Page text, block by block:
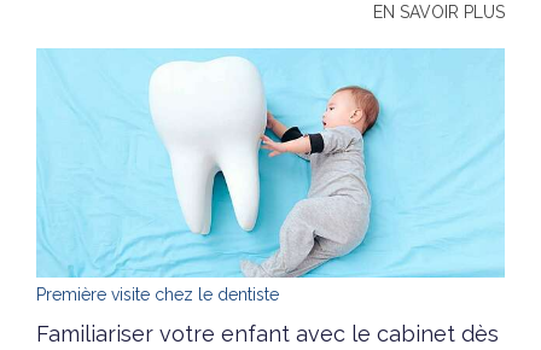
EN SAVOIR PLUS
Première visite chez le dentiste
Familiariser votre enfant avec le cabinet dès